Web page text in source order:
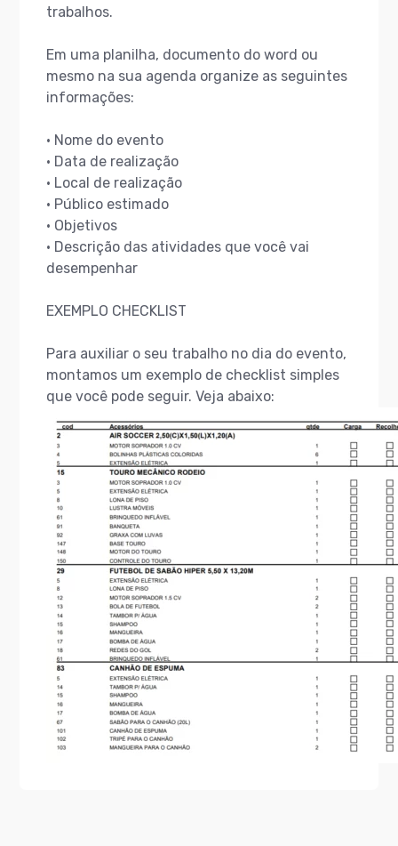
trabalhos.
Em uma planilha, documento do word ou
mesmo na sua agenda organize as seguintes
informações:
• Nome do evento
• Data de realização
• Local de realização
• Público estimado
• Objetivos
• Descrição das atividades que você vai
desempenhar
EXEMPLO CHECKLIST
Para auxiliar o seu trabalho no dia do evento,
montamos um exemplo de checklist simples
que você pode seguir. Veja abaixo: